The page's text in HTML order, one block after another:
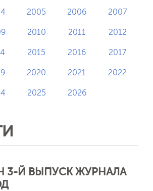
2005 2006 2007
2010 2011 2012
2015 2016 2017
2020 2021 2022
2025 2026
3-Й ВЫПУСК ЖУРНАЛА